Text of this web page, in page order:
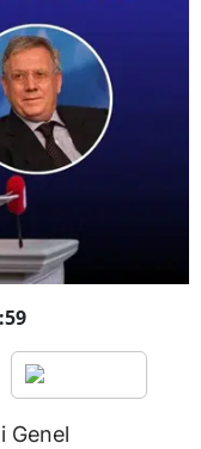
Genel